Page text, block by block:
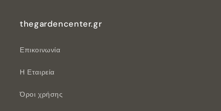
thegardencenter.gr
Επικοινωνία
Η Εταιρεία
Όροι χρήσης